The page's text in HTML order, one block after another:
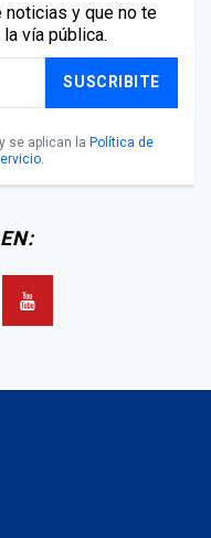
y que no te
vía pública.
SUSCRIBITE
se aplican la Política de
.